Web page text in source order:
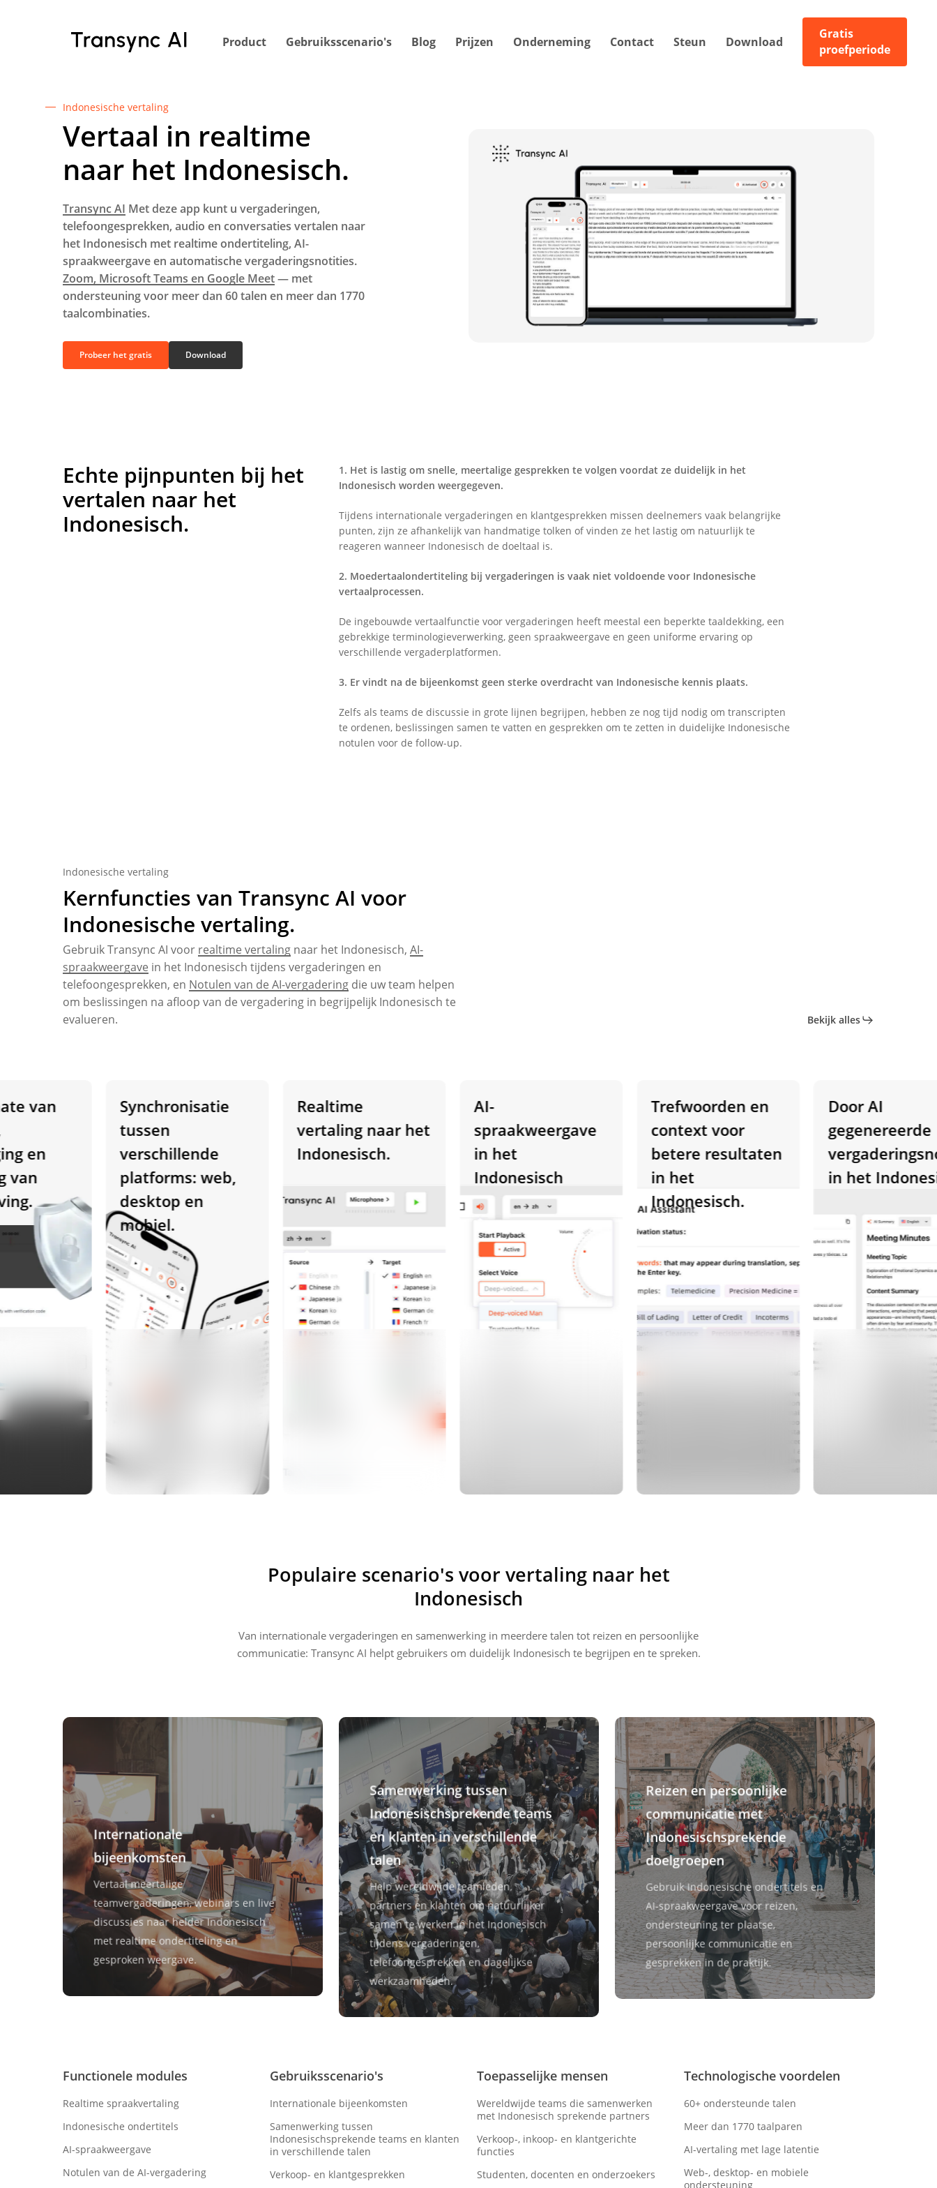
Product Gebruiksscenario's Blog Prijzen Onderneming Contact Steun Download
Gratis
proefperiode
Indonesische vertaling
Vertaal in realtime
naar het Indonesisch.
Transync AI Met deze app kunt u vergaderingen,
telefoongesprekken, audio en conversaties vertalen naar
het Indonesisch met realtime ondertiteling, AI-
spraakweergave en automatische vergaderingsnotities.
Zoom, Microsoft Teams en Google Meet— met
ondersteuning voor meer dan 60 talen en meer dan 1770
taalcombinaties.
Probeer het gratis Download
Echte pijnpunten bij het
vertalen naar het
Indonesisch.
1. Het is lastig om snelle, meertalige gesprekken te volgen voordat ze duidelijk in het
Indonesisch worden weergegeven.
Tijdens internationale vergaderingen en klantgesprekken missen deelnemers vaak belangrijke
punten, zijn ze afhankelijk van handmatige tolken of vinden ze het lastig om natuurlijk te
reageren wanneer Indonesisch de doeltaal is.
2. Moedertaalondertiteling bij vergaderingen is vaak niet voldoende voor Indonesische
vertaalprocessen.
De ingebouwde vertaalfunctie voor vergaderingen heeft meestal een beperkte taaldekking, een
gebrekkige terminologieverwerking, geen spraakweergave en geen uniforme ervaring op
verschillende vergaderplatformen.
3. Er vindt na de bijeenkomst geen sterke overdracht van Indonesische kennis plaats.
Zelfs als teams de discussie in grote lijnen begrijpen, hebben ze nog tijd nodig om transcripten
te ordenen, beslissingen samen te vatten en gesprekken om te zetten in duidelijke Indonesische
notulen voor de follow-up.
Indonesische vertaling
Kernfuncties van Transync AI voor
Indonesische vertaling.
Gebruik Transync AI voor realtime vertaling naar het Indonesisch,AI-
spraakweergave in het Indonesisch tijdens vergaderingen en
telefoongesprekken, en Notulen van de AI-vergadering die uw team helpen
om beslissingen na afloop van de vergadering in begrijpelijk Indonesisch te
evalueren.
Bekijk alles
Realtime
vertaling naar het
Indonesisch.
AI-
spraakweergave
in het
Indonesisch
Trefwoorden en
context voor
betere resultaten
in het
Indonesisch.
Door AI
gegenereerde
in het
Synchronisatie
tussen
verschillende
platforms: web,
desktop en
mobiel.
Populaire scenario's voor vertaling naar het
Indonesisch
Van internationale vergaderingen en samenwerking in meerdere talen tot reizen en persoonlijke
communicatie: Transync AI helpt gebruikers om duidelijk Indonesisch te begrijpen en te spreken.
Internationale
bijeenkomsten
Vertaal meertalige
teamvergaderingen, webinars en live
discussies naar helder Indonesisch
met realtime ondertiteling en
gesproken weergave.
Samenwerking tussen
Indonesischsprekende teams
en klanten in verschillende
talen
Help wereldwijde teamleden,
partners en klanten om natuurlijker
samen te werken in het Indonesisch
tijdens vergaderingen,
telefoongesprekken en dagelijkse
werkzaamheden.
Reizen en persoonlijke
communicatie met
Indonesischsprekende
doelgroepen
Gebruik Indonesische ondertitels en
AI-spraakweergave voor reizen,
ondersteuning ter plaatse,
persoonlijke communicatie en
gesprekken in de praktijk.
Functionele modules
Realtime spraakvertaling
Indonesische ondertitels
AI-spraakweergave
Notulen van de AI-vergadering
Gebruiksscenario's
Internationale bijeenkomsten
Samenwerking tussen
Indonesischsprekende teams en klanten
in verschillende talen
Verkoop- en klantgesprekken
Toepasselijke mensen
Wereldwijde teams die samenwerken
met Indonesisch sprekende partners
Verkoop-, inkoop- en klantgerichte
functies
Studenten, docenten en onderzoekers
Technologische voordelen
60+ ondersteunde talen
Meer dan 1770 taalparen
AI-vertaling met lage latentie
Web-, desktop- en mobiele
ondersteuning